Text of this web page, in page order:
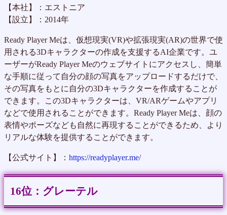
【本社】：エストニア
【設立】：2014年
Ready Player Meは、仮想現実(VR)や拡張現実(AR)の世界で使
用される3Dキャラクターの作成を支援するAI企業です。ユ
ーザーがReady Player Meのウェブサイトにアクセスし、簡単
な手順に従って自分の顔の写真をアップロードするだけで、
その写真をもとに自分の3Dキャラクターを作成することが
できます。この3Dキャラクターは、VR/ARゲームやアプリ
などで使用されることができます。Ready Player Meは、顔の
表情やポーズなども自然に再現することができるため、より
リアルな体験を提供することができます。
【公式サイト】： https://readyplayer.me/
グレーテル